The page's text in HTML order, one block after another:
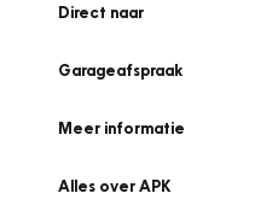
Direct naar
Garageafspraak
Meer informatie
Alles over APK